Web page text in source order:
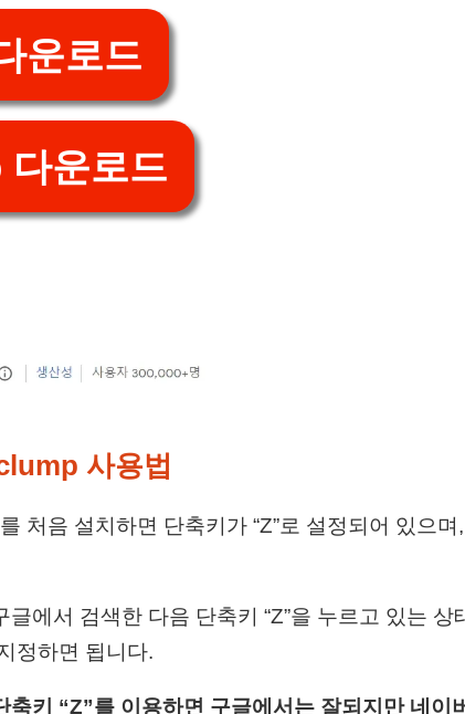
운로드
운로드
사용법
처음 설치하면 단축키가 “Z”로 설정되어 있으
에서 검색한 다음 단축키 “Z”을 누르고 있는 상
정하면 됩니다.
축키 “Z”를 이용하면 구글에서는 잘되지만 네이